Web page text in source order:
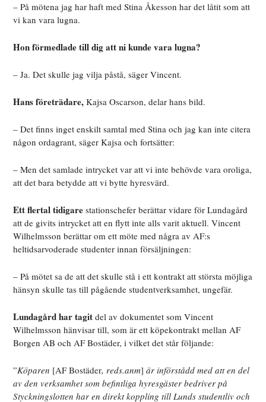
– På mötena jag har haft med Stina Åkesson har det låtit som att
vi kan vara lugna.
Hon förmedlade till dig att ni kunde vara lugna?
– Ja. Det skulle jag vilja påstå, säger Vincent.
Hans företrädare, Kajsa Oscarson, delar hans bild.
– Det finns inget enskilt samtal med Stina och jag kan inte citera
någon ordagrant, säger Kajsa och fortsätter:
– Men det samlade intrycket var att vi inte behövde vara oroliga,
att det bara betydde att vi bytte hyresvärd.
Ett flertal tidigarestationschefer berättar vidare för Lundagård
att de givits intrycket att en flytt inte alls varit aktuell. Vincent
Wilhelmsson berättar om ett möte med några av AF:s
heltidsarvoderade studenter innan försäljningen:
– På mötet sa de att det skulle stå i ett kontrakt att största möjliga
hänsyn skulle tas till pågående studentverksamhet, ungefär.
Lundagård har tagit del av dokumentet som Vincent
Wilhelmsson hänvisar till, som är ett köpekontrakt mellan AF
Borgen AB och AF Bostäder, i vilket det står följande:
”Köparen [AF Bostäder, reds.anm] är införstådd med att en del
av den verksamhet som befintliga hyresgäster bedriver på
Styckningslotten har en direkt koppling till Lunds studentliv och